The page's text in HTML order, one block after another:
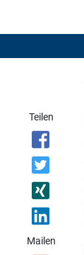
Teilen
Mailen